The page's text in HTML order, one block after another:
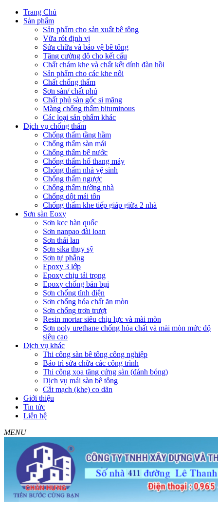
Trang Chủ
Sản phẩm
Sản phẩm cho sản xuất bê tông
Vữa rót định vị
Sửa chữa và bảo vệ bê tông
Tăng cường độ cho kết cấu
Chất chám khe và chất kết dính đàn hồi
Sản phẩm cho các khe nối
Chất chống thấm
Sơn sàn/ chất phủ
Chất phủ sàn gốc si măng
Màng chống thấm bituminous
Các loại sản phẩm khác
Dịch vụ chống thấm
Chống thấm tầng hầm
Chống thấm sàn mái
Chống thấm bể nước
Chống thấm hố thang máy
Chống thấm nhà vệ sinh
Chống thấm ngược
Chống thấm tường nhà
Chống dột mái tôn
Chống thấm khe tiếp giáp giữa 2 nhà
Sơn sàn Eoxy
Sơn kcc hàn quốc
Sơn nanpao đài loan
Sơn thái lan
Sơn sika thụy sỹ
Sơn tự phẳng
Epoxy 3 lớp
Epoxy chịu tải trọng
Epoxy chống bán bụi
Sơn chống tĩnh điện
Sơn chống hóa chất ăn mòn
Sơn chống trơn trượt
Resin mortar siêu chịu lực và mài mòn
Sơn poly urethane chống hóa chất và mài mòn mức độ
siêu cao
Dịch vụ khác
Thi công sàn bê tông công nghiệp
Bảo trì sửa chữa các công trình
Thi công xoa tăng cứng sàn (đánh bóng)
Dịch vụ mái sàn bê tông
Cắt mạch (khe) co dãn
Giới thiệu
Tin tức
Liên hệ
MENU